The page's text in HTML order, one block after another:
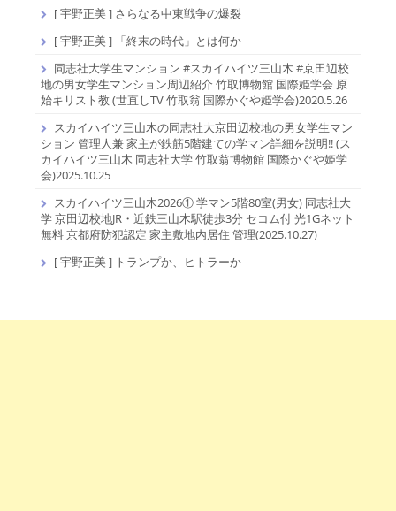
[ 宇野正美 ] さらなる中東戦争の爆裂
[ 宇野正美 ] 「終末の時代」とは何か
同志社大学生マンション #スカイハイツ三山木 #京田辺校
地の男女学生マンション周辺紹介 竹取博物館 国際姫学会 原
始キリスト教 (世直しTV 竹取翁 国際かぐや姫学会)2020.5.26
スカイハイツ三山木の同志社大京田辺校地の男女学生マン
ション 管理人兼 家主が鉄筋5階建ての学マン詳細を説明!! (ス
カイハイツ三山木 同志社大学 竹取翁博物館 国際かぐや姫学
会)2025.10.25
スカイハイツ三山木2026① 学マン5階80室(男女) 同志社大
学 京田辺校地JR・近鉄三山木駅徒歩3分 セコム付 光1Gネット
無料 京都府防犯認定 家主敷地内居住 管理(2025.10.27)
[ 宇野正美 ] トランプか、ヒトラーか